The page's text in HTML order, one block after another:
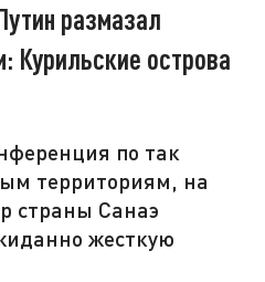
размазал
Курильские острова
по так
территориям, на
страны Санаэ
жесткую